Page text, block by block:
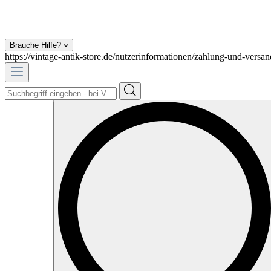
Brauche Hilfe?
https://vintage-antik-store.de/nutzerinformationen/zahlung-und-